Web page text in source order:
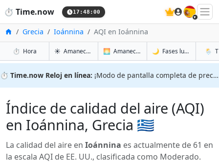
⏱️ Time.now 17:48:01 🇪🇸
InicioGrecia Ioánnina AQI en Ioánnina
⏱️ Horaen Ioánnina
☀️ Amanecer y atardecer en Ioánnina
🌅 Amanecer y atardecer mañana en
🌙 Fases lunares en
🌦️
⏱️ Time.now Reloj en línea: ¡Modo de pantalla completa de precisión!
Índice de calidad del aire (AQI)
en Ioánnina, Grecia 🇬🇷
La calidad del aire en Ioánnina es actualmente de 61 en
la escala AQI de EE. UU., clasificada como Moderado.